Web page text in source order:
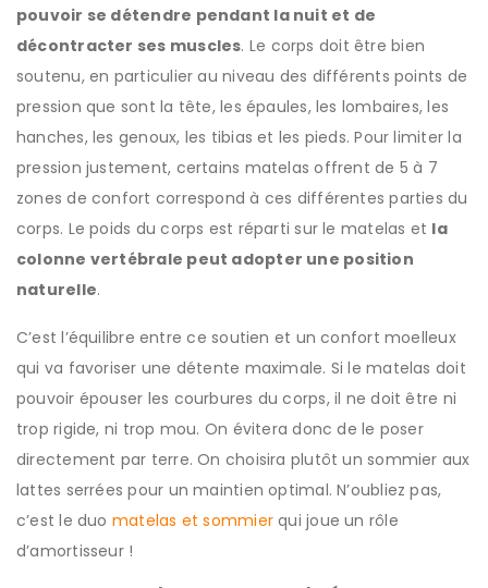
pouvoir se détendre pendant la nuit et de
décontracter ses muscles. Le corps doit être bien
soutenu, en particulier au niveau des différents points de
pression que sont la tête, les épaules, les lombaires, les
hanches, les genoux, les tibias et les pieds. Pour limiter la
pression justement, certains matelas offrent de 5 à 7
zones de confort correspond à ces différentes parties du
corps. Le poids du corps est réparti sur le matelas et la
colonne vertébrale peut adopter une position
naturelle.
C’est l’équilibre entre ce soutien et un confort moelleux
qui va favoriser une détente maximale. Si le matelas doit
pouvoir épouser les courbures du corps, il ne doit être ni
trop rigide, ni trop mou. On évitera donc de le poser
directement par terre. On choisira plutôt un sommier aux
lattes serrées pour un maintien optimal. N’oubliez pas,
c’est le duo matelas et sommier qui joue un rôle
d’amortisseur !